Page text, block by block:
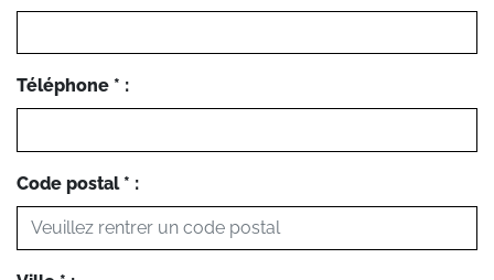
Téléphone * :
Code postal * :